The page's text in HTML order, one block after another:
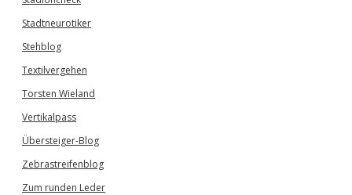
Stadtneurotiker
Stehblog
Textilvergehen
Torsten Wieland
Vertikalpass
Übersteiger-Blog
Zebrastreifenblog
Zum runden Leder